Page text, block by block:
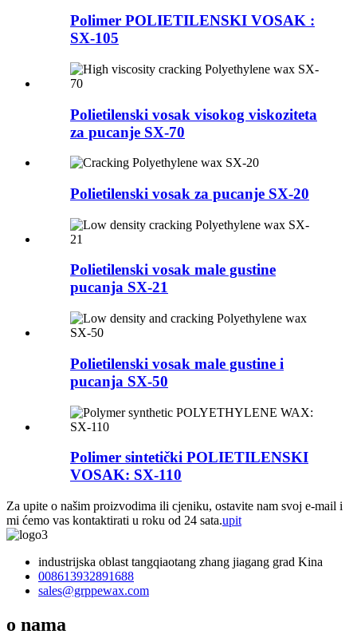
Polimer POLIETILENSKI VOSAK :
SX-105
Polietilenski vosak visokog viskoziteta
za pucanje SX-70
Polietilenski vosak za pucanje SX-20
Polietilenski vosak male gustine
pucanja SX-21
Polietilenski vosak male gustine i
pucanja SX-50
Polimer sintetički POLIETILENSKI
VOSAK: SX-110
Za upite o našim proizvodima ili cjeniku, ostavite nam svoj e-mail i
mi ćemo vas kontaktirati u roku od 24 sata.upit
industrijska oblast tangqiaotang zhang jiagang grad Kina
008613932891688
sales@grppewax.com
o nama